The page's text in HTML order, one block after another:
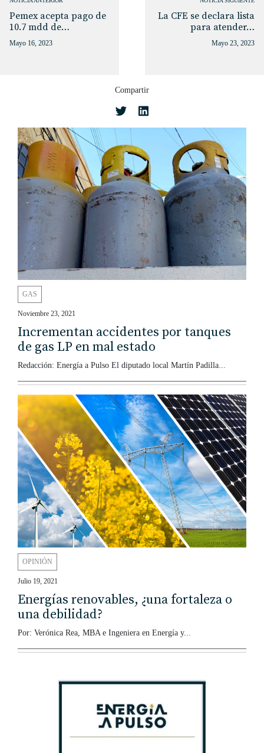
Compartir
GAS
Noviembre 23, 2021
Incrementan accidentes por tanques
de gas LP en mal estado
Redacción: Energía a Pulso El diputado local Martín Padilla...
OPINIÓN
Julio 19, 2021
Energías renovables, ¿una fortaleza o
una debilidad?
Por: Verónica Rea, MBA e Ingeniera en Energía y...
Pemex acepta pago de
10.7 mdd de…
Mayo 16, 2023
La CFE se declara lista
para atender…
Mayo 23, 2023